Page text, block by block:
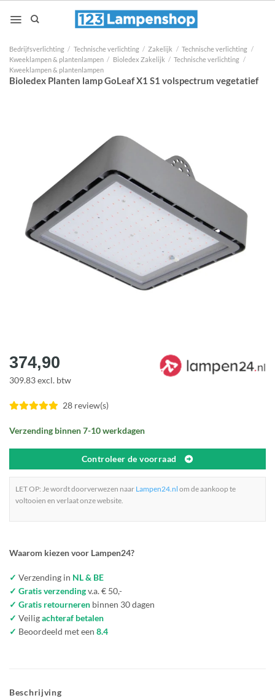
naar
Bedrijfsverlichting / Technische verlichting / Zakelijk / Technische verlichting /
Kweeklampen & plantenlampen / Bioledex Zakelijk / Technische verlichting /
Kweeklampen & plantenlampen
Bioledex Planten lamp GoLeaf X1 S1 volspectrum vegetatief
374,90
309.83 excl. btw
28 review(s)
Verzending binnen 7-10 werkdagen
Controleer de voorraad
LET OP: Je wordt doorverwezen naar Lampen24.nl om de aankoop te
voltooien en verlaat onze website.
Waarom kiezen voor Lampen24?
✓ Verzending in NL & BE
✓ Gratis verzendingv.a. € 50,-
✓ Gratis retourneren binnen 30 dagen
✓ Veiligachteraf betalen
✓ Beoordeeld met een 8.4
Beschrijving